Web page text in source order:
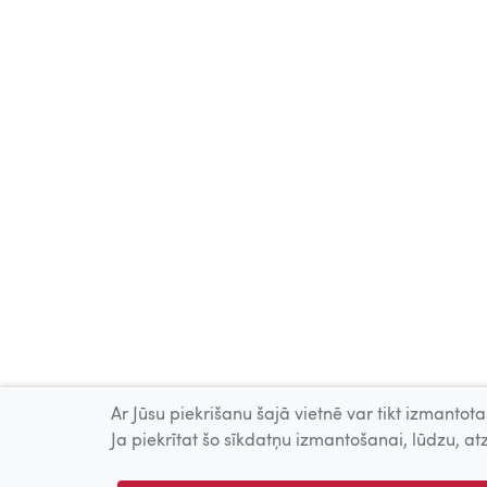
Ar Jūsu piekrišanu šajā vietnē var tikt
Ja piekrītat šo sīkdatņu izmantošanai, lūdzu,